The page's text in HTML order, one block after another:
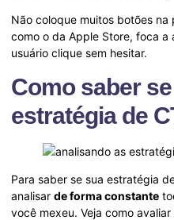
Não coloque muitos botões
como o da Apple Store, foca
usuário clique sem hesitar.
Como saber
estratégia de
Para saber se sua estratégia
analisar de forma constante
você mexeu. Veja como